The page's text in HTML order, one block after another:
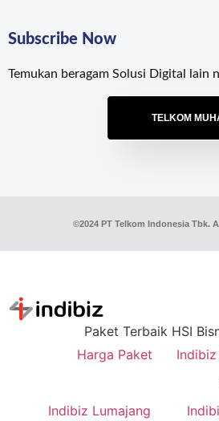
Subscribe Now
Temukan beragam Solusi Digital lain
TELKOM
©2024 PT Telkom Indonesia Tbk.
Paket Terbaik HSI
Harga Paket
Indibiz Lumajang